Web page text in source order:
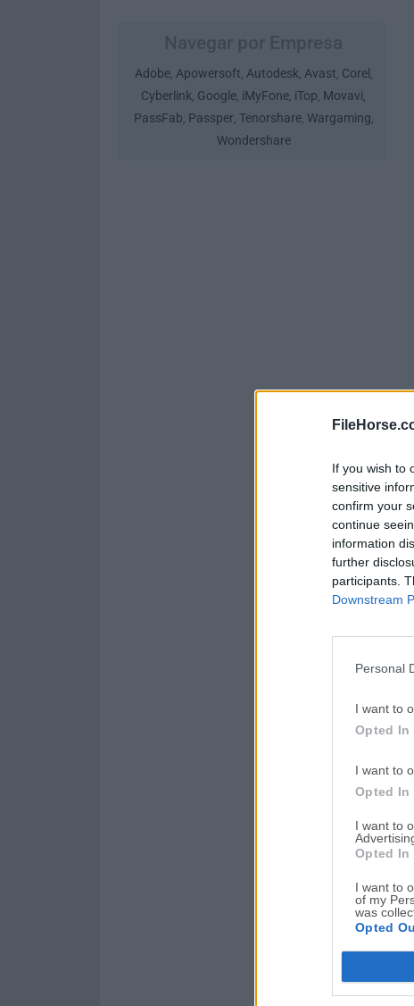
If you wish to
sensitive
confirm your
continue
information
further
participants.
Downstream
Personal
I want to
Opted In
I want to
Opted In
I want to
Opted In
I want to
of my
was
Opted
Adobe, Apowersoft, Autodesk, Avast, Corel ,
Cyberlink, Google, iMyFone, iTop, Movavi,
PassFab, Passper, Tenorshare, Wargaming,
Wondershare